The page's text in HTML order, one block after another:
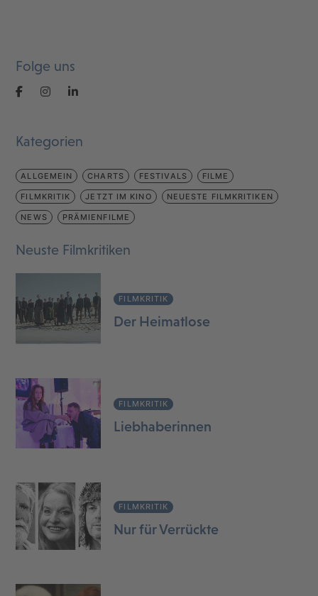
Folge uns
Kategorien
ALLGEMEIN CHARTS FESTIVALS FILME
FILMKRITIK JETZT IM KINO NEUESTE FILMKRITIKEN
NEWS PRÄMIENFILME
Neuste Filmkritiken
FILMKRITIK
Der Heimatlose
FILMKRITIK
Liebhaberinnen
FILMKRITIK
Nur für Verrückte